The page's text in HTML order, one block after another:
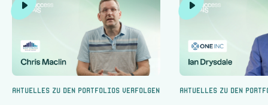
Aktuelles zu den Portfolios verfolgen Aktuelles zu den